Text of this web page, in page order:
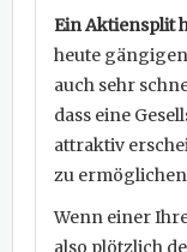
Ein Aktiensplit
heute
auch sehr
dass eine
attraktiv
zu
Wenn einer